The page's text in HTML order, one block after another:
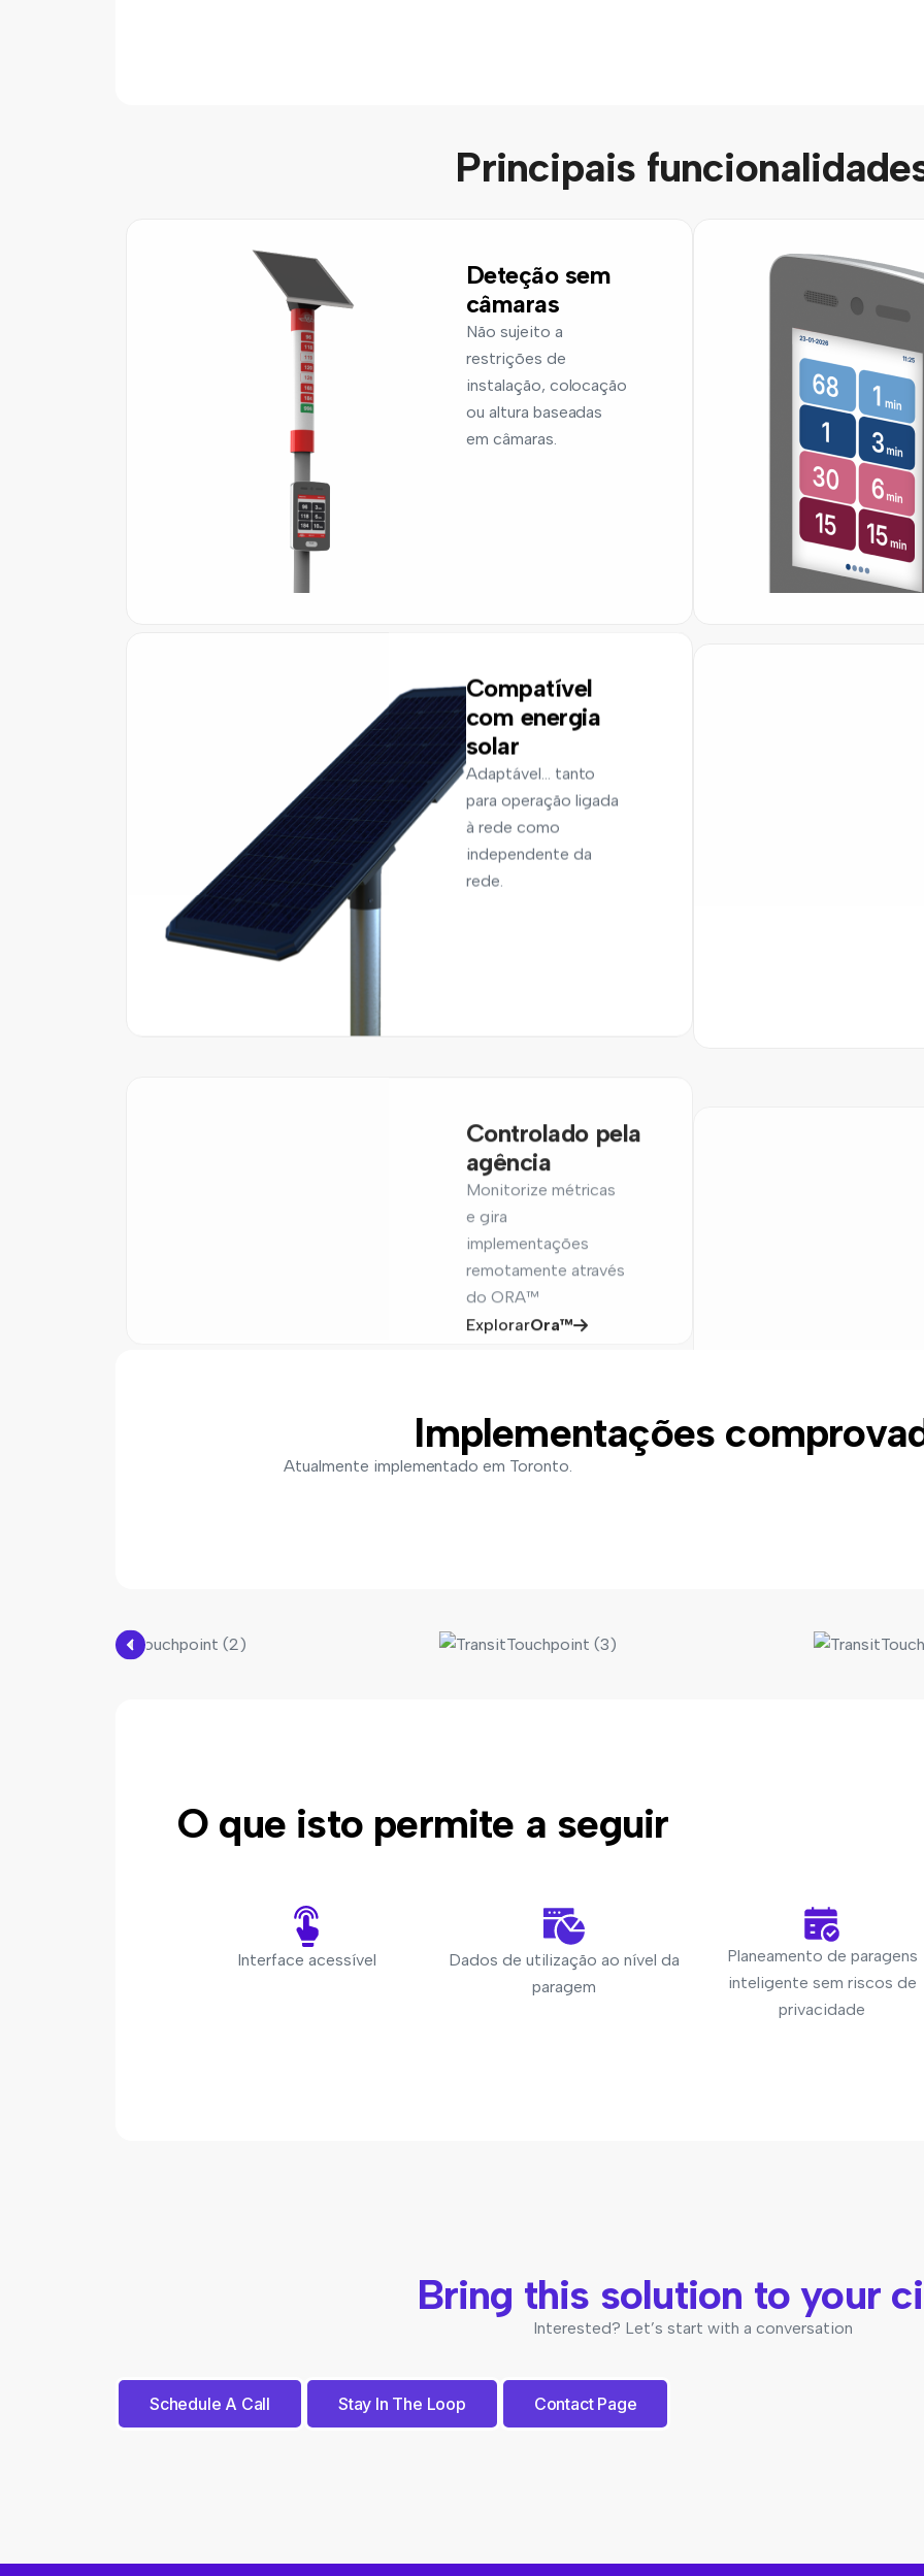
Principais
Deteção sem
câmaras
Não sujeito a
restrições de
instalação, colocação
ou altura baseadas
em câmaras.
Compatível
com energia
solar
Adaptável… tanto
para operação ligada
à rede como
independente da
rede.
Monitorize métricas
e gira
implementações
remotamente através
do ORA™
ExplorarOra™
Implementações
Atualmente implementado em Toronto.
O que isto permite a seguir
Interface acessível
Dados de utilização ao nível da
paragem
Planeamento de paragens
inteligente sem riscos de
privacidade
Bring this solution to your
Interested? Let’s start with a conversation
Schedule A Call Stay In The Loop Contact Page